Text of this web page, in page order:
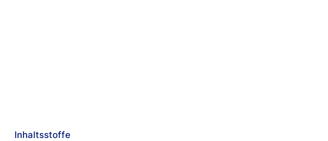
Inhaltsstoffe